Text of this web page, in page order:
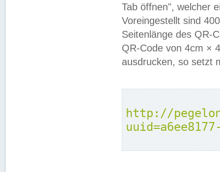
Tab öffnen", welcher
Voreingestellt sind
Seitenlänge des QR-
QR-Code von 4cm ×
ausdrucken, so setzt
http://